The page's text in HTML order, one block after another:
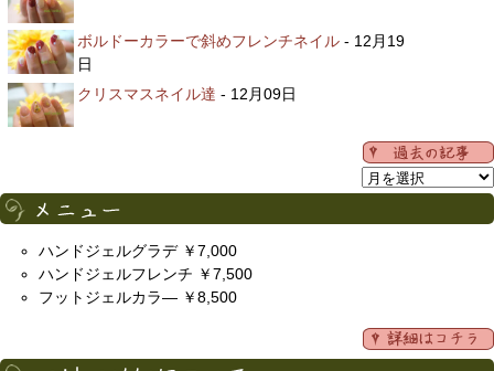
ボルドーカラーで斜めフレンチネイル - 12月19
日
クリスマスネイル達 - 12月09日
ハンドジェルグラデ ￥7,000
ハンドジェルフレンチ ￥7,500
フットジェルカラ― ￥8,500